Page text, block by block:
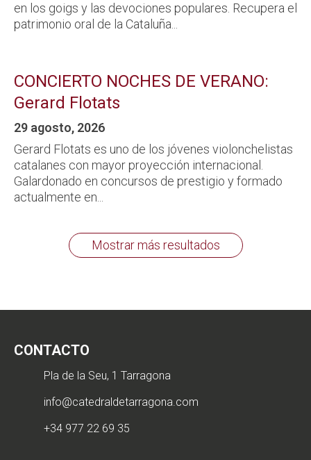
en los goigs y las devociones populares. Recupera el
patrimonio oral de la Cataluña...
CONCIERTO NOCHES DE VERANO:
Gerard Flotats
29 agosto, 2026
Gerard Flotats es uno de los jóvenes violonchelistas
catalanes con mayor proyección internacional.
Galardonado en concursos de prestigio y formado
actualmente en...
Mostrar más resultados
CONTACTO
Pla de la Seu, 1 Tarragona
info@catedraldetarragona.com
+34 977 22 69 35